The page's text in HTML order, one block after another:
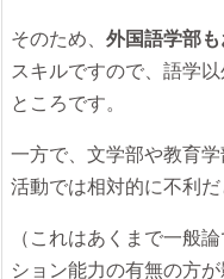
そのため、 外国語学部
スキルですので、語学
ところです。
一方で、文学部や教育
活動では相対的に不利だ
（これはあくまで一般
ション能力の有無の方